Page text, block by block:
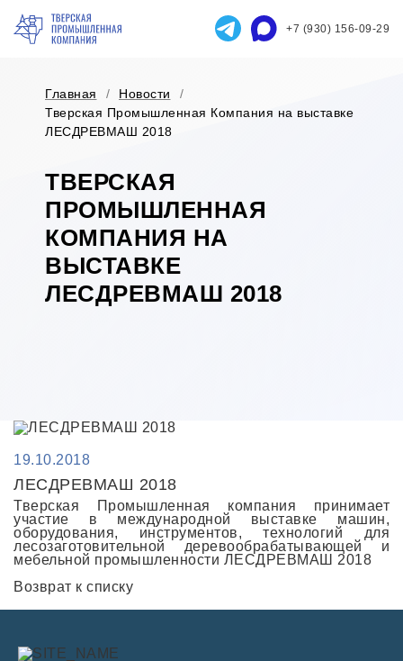
+7 (930) 156-09-29
Главная / Новости
/
Тверская Промышленная Компания на выставке
ЛЕСДРЕВМАШ 2018
ТВЕРСКАЯ
ПРОМЫШЛЕННАЯ
КОМПАНИЯ НА
ВЫСТАВКЕ
ЛЕСДРЕВМАШ 2018
19.10.2018
ЛЕСДРЕВМАШ 2018
Тверская Промышленная компания принимает
участие в международной выставке машин,
оборудования, инструментов, технологий для
лесозаготовительной деревообрабатывающей и
мебельной промышленности ЛЕСДРЕВМАШ 2018
Возврат к списку